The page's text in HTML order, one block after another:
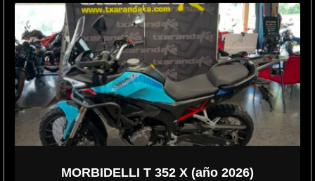
MORBIDELLI T 352 X (año 2026)